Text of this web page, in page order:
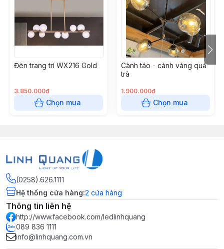
Đèn trang trí WX216 Gold
3.850.000đ
Chọn mua
Cành táo - cành vàng quả
trà
1.900.000đ
Chọn mua
(0258).626.1111
Hệ thống cửa hàng:2 cửa hàng
Thông tin liên hệ
http://www.facebook.com/ledlinhquang
089 836 1111
info@linhquang.com.vn